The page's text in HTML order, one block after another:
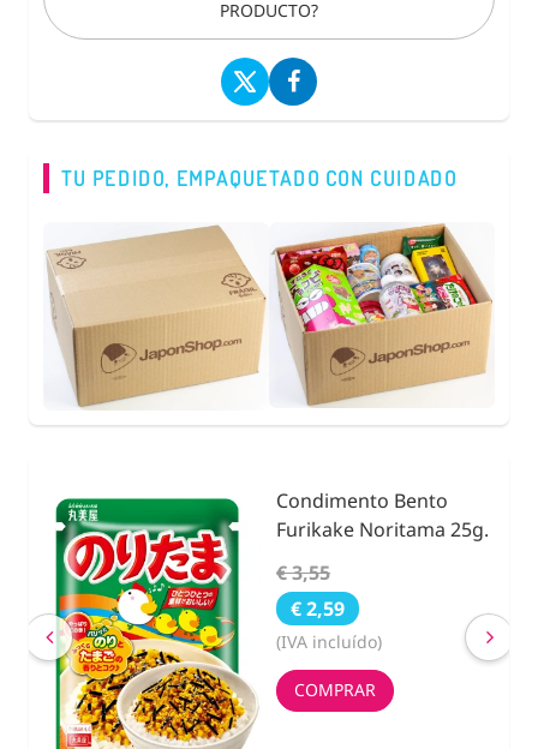
PRODUCTO?
TU PEDIDO, EMPAQUETADO CON CUIDADO
Condimento Bento
Furikake Noritama 25g.
€ 3,55
€ 2,59
(IVA incluído)
COMPRAR